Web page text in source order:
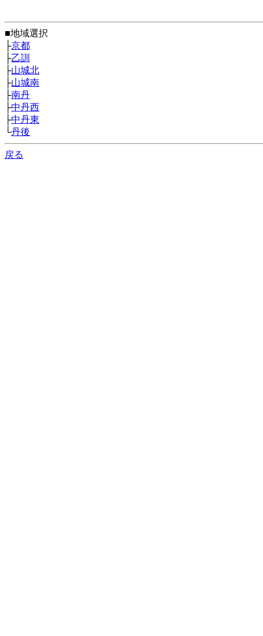
■地域選択
├京都
├乙訓
├山城北
├山城南
├南丹
├中丹西
├中丹東
└丹後
戻る